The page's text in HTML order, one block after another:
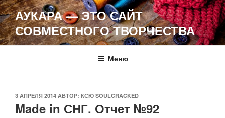
Перейти
к
содержимому
АУКАРА — ЭТО САЙТ
СОВМЕСТНОГО ТВОРЧЕСТВА
Меню
ОПУБЛИКОВАНО
3 АПРЕЛЯ 2014 АВТОР: КСЮ SOULCRACKED
Made in СНГ. Отчет №92